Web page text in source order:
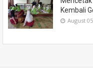
Kembali
August